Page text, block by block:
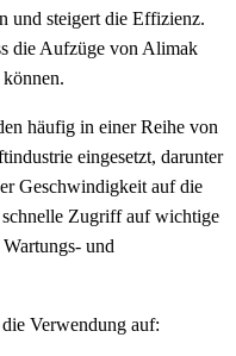
und steigert die Effizienz.
die Aufzüge von Alimak
häufig in einer Reihe von
eingesetzt, darunter
Geschwindigkeit auf die
schnelle Zugriff auf wichtige
und
Verwendung auf: